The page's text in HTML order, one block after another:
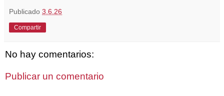
Publicado 3.6.26
Compartir
No hay comentarios:
Publicar un comentario